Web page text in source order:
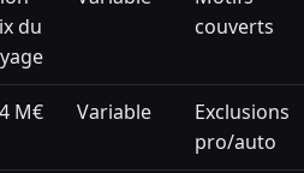
du
couverts
M€ Variable
Exclusions
pro/auto